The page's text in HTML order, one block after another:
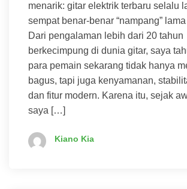
menarik: gitar elektrik terbaru selalu
sempat benar-benar “nampang”
Dari pengalaman lebih dari 20 tahun
berkecimpung di dunia gitar, saya
para pemain sekarang tidak hanya
bagus, tapi juga kenyamanan,
dan fitur modern. Karena itu, sejak
saya […]
Kiano Kia